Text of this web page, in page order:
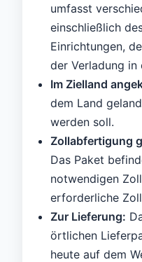
umfasst
einschließlich
Einrichtungen,
der Verladung in
Im Zielland
dem Land
werden soll.
Zollabfertigung
Das Paket
notwendigen
erforderliche
Zur Lieferung:
örtlichen
heute auf dem